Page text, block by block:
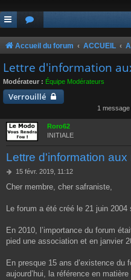
Accueil du forum ACCUEIL
Lettre d'information
Modérateur : Équipe Modérateurs
Verrouillé
1 message
Roro62
INITIALE
Lettre d'information aux
M
s
a
15 févr. 2019, 11:12
Cher membre, cher safraniste,
Le forum a été créé le 21 juin 2004
En 2010, l’importance du forum
pied une association et en janvier
En presque 15 ans d’existence
aujourd’hui, la référence en